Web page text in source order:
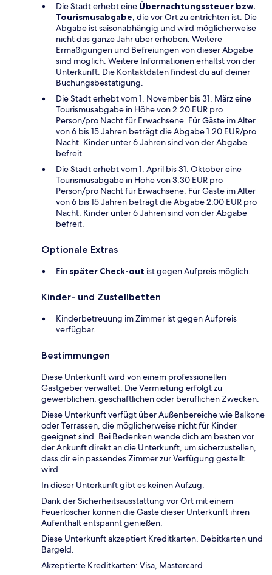
Die Stadt erhebt eine Übernachtungssteuer bzw.
Tourismusabgabe, die vor Ort zu entrichten ist. Die
Abgabe ist saisonabhängig und wird möglicherweise
nicht das ganze Jahr über erhoben. Weitere
Ermäßigungen und Befreiungen von dieser Abgabe
sind möglich. Weitere Informationen erhältst von der
Unterkunft. Die Kontaktdaten findest du auf deiner
Buchungsbestätigung.
Die Stadt erhebt vom 1. November bis 31. März eine
Tourismusabgabe in Höhe von 2.20 EUR pro
Person/pro Nacht für Erwachsene. Für Gäste im Alter
von 6 bis 15 Jahren beträgt die Abgabe 1.20 EUR/pro
Nacht. Kinder unter 6 Jahren sind von der Abgabe
befreit.
Die Stadt erhebt vom 1. April bis 31. Oktober eine
Tourismusabgabe in Höhe von 3.30 EUR pro
Person/pro Nacht für Erwachsene. Für Gäste im Alter
von 6 bis 15 Jahren beträgt die Abgabe 2.00 EUR pro
Nacht. Kinder unter 6 Jahren sind von der Abgabe
befreit.
Optionale Extras
Ein später Check-out ist gegen Aufpreis möglich.
Kinder- und Zustellbetten
Kinderbetreuung im Zimmer ist gegen Aufpreis
verfügbar.
Bestimmungen
Diese Unterkunft wird von einem professionellen
Gastgeber verwaltet. Die Vermietung erfolgt zu
gewerblichen, geschäftlichen oder beruflichen Zwecken.
Diese Unterkunft verfügt über Außenbereiche wie Balkone
oder Terrassen, die möglicherweise nicht für Kinder
geeignet sind. Bei Bedenken wende dich am besten vor
der Ankunft direkt an die Unterkunft, um sicherzustellen,
dass dir ein passendes Zimmer zur Verfügung gestellt
wird.
In dieser Unterkunft gibt es keinen Aufzug.
Dank der Sicherheitsausstattung vor Ort mit einem
Feuerlöscher können die Gäste dieser Unterkunft ihren
Aufenthalt entspannt genießen.
Diese Unterkunft akzeptiert Kreditkarten, Debitkarten und
Bargeld.
Akzeptierte Kreditkarten: Visa, Mastercard